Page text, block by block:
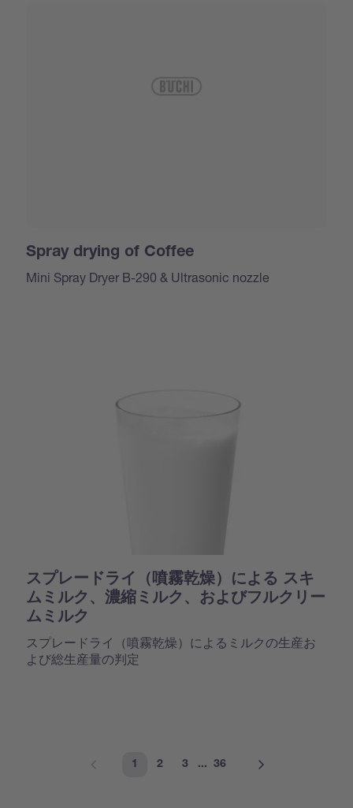
Spray drying of Coffee
Mini Spray Dryer B-290 & Ultrasonic nozzle
スプレードライ（噴霧乾燥）による スキ
ムミルク、濃縮ミルク、およびフルクリー
ムミルク
スプレードライ（噴霧乾燥）によるミルクの生産お
よび総生産量の判定
1 2 3 ... 36